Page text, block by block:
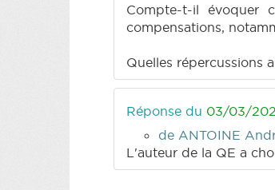
Compte-t-il évoquer
compensations,
Quelles répercussions
Réponse du 03/03/
de ANTOINE
L'auteur de la QE a